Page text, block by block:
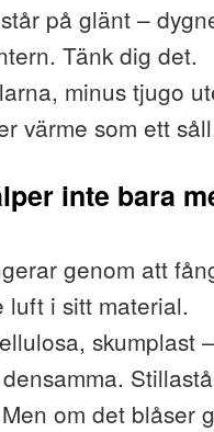
på glänt –
Tänk dig det.
minus tjugo
värme som ett
inte bara
genom att
luft i sitt material.
skumplast –
om det blåser